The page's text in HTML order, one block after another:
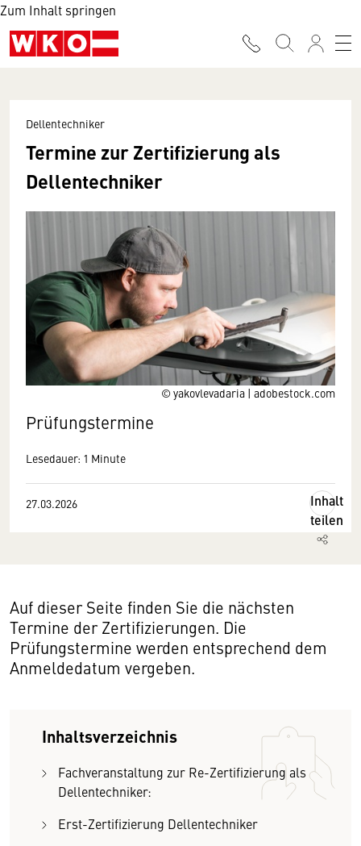
Zum Inhalt springen
© yakovlevadaria | adobestock.com
Dellentechniker
Termine zur Zertifizierung als
Dellentechniker
Prüfungstermine
Lesedauer: 1 Minute
27.03.2026
Inhalt
teilen
Auf dieser Seite finden Sie die nächsten
Termine der Zertifizierungen. Die
Prüfungstermine werden entsprechend dem
Anmeldedatum vergeben.
Inhaltsverzeichnis
Fachveranstaltung zur Re-Zertifizierung als
Dellentechniker:
Erst-Zertifizierung Dellentechniker